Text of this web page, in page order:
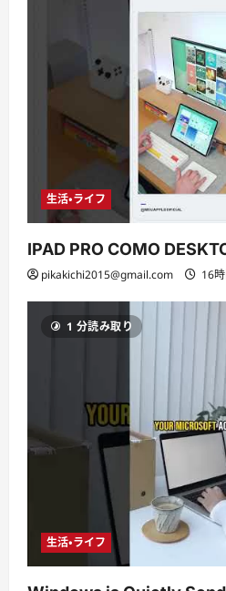
生活・ライフ
IPAD PRO COMO
pikakichi2015@gmail.com 16
1 分読み取り
生活・ライフ